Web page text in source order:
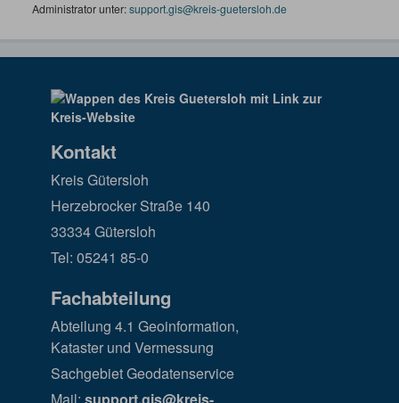
Administrator unter:support.gis@kreis-guetersloh.de
Kontakt
Kreis Gütersloh
Herzebrocker Straße 140
33334 Gütersloh
Tel: 05241 85-0
Fachabteilung
Abteilung 4.1 Geoinformation,
Kataster und Vermessung
Sachgebiet Geodatenservice